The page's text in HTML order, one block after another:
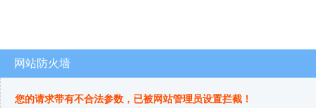
网站防火墙
您的请求带有不合法参数，已被网站管理员设置拦截！